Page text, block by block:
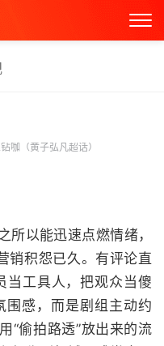
咖（黄子弘凡超话）
所以能迅速点燃情绪，
销积怨已久。有评论直
当工具人，把观众当傻
感，而是剧组主动约
“偷拍路透”放出来的流